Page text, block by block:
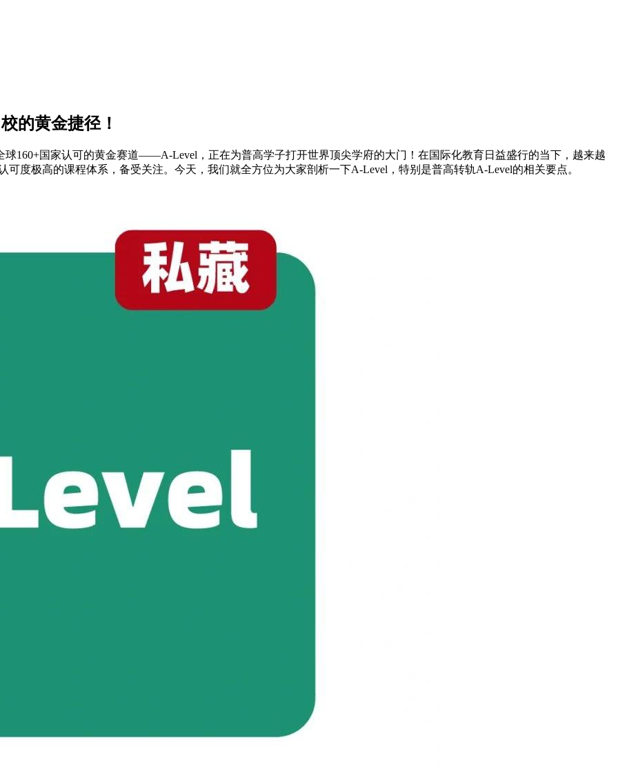
的黄金捷径！
160+国家认可的黄金赛道——A-Level，正在为普高学子打开世界顶尖学府的大门！在国际化教育日益盛行的当下，越来越
度极高的课程体系，备受关注。今天，我们就全方位为大家剖析一下A-Level，特别是普高转轨A-Level的相关要点。